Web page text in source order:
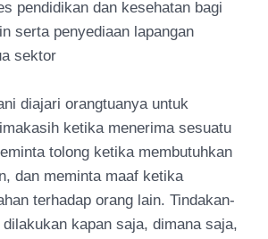
pendidikan dan kesehatan bagi
serta penyediaan lapangan
sektor
diajari orangtuanya untuk
ketika menerima sesuatu
tolong ketika membutuhkan
dan meminta maaf ketika
terhadap orang lain. Tindakan-
kapan saja, dimana saja,